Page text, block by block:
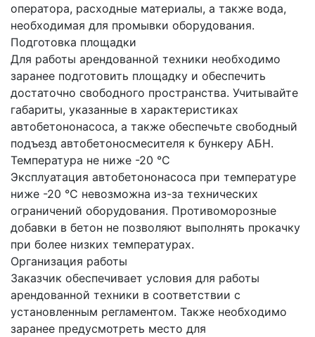
оператора, расходные материалы, а также вода,
необходимая для промывки оборудования.
Подготовка площадки
Для работы арендованной техники необходимо
заранее подготовить площадку и обеспечить
достаточно свободного пространства. Учитывайте
габариты, указанные в характеристиках
автобетононасоса, а также обеспечьте свободный
подъезд автобетоносмесителя к бункеру АБН.
Температура не ниже -20 °C
Эксплуатация автобетононасоса при температуре
ниже -20 °C невозможна из-за технических
ограничений оборудования. Противоморозные
добавки в бетон не позволяют выполнять прокачку
при более низких температурах.
Организация работы
Заказчик обеспечивает условия для работы
арендованной техники в соответствии с
установленным регламентом. Также необходимо
заранее предусмотреть место для